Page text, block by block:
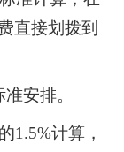
直接划拨到
安排。
1.5%计算，